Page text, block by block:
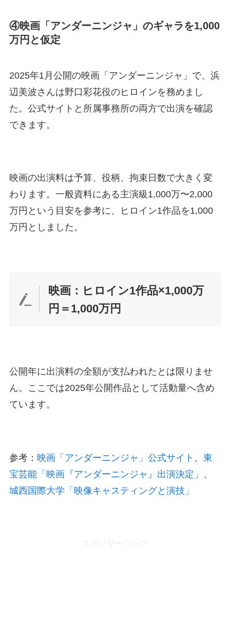
④映画「アンダーニンジャ」のギャラを1,000
万円と仮定
2025年1月公開の映画「アンダーニンジャ」で、浜
辺美波さんは野口彩花役のヒロインを務めまし
た。公式サイトと所属事務所の両方で出演を確認
できます。
映画の出演料は予算、役柄、拘束日数で大きく変
わります。一般資料にある主演級1,000万〜2,000
万円という目安を参考に、ヒロイン1作品を1,000
万円としました。
映画：ヒロイン1作品×1,000万
円＝1,000万円
公開年に出演料の全額が支払われたとは限りませ
ん。ここでは2025年公開作品として活動量へ含め
ています。
参考： 映画「アンダーニンジャ」公式サイト 、 東
宝芸能「映画『アンダーニンジャ』出演決定」 、
城西国際大学「映像キャスティングと演技」